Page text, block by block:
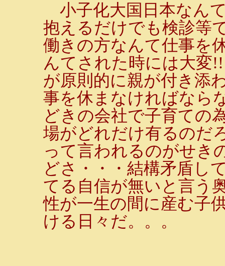
小子化大国日本なん
抱えるだけでも検診等
働きの方なんて仕事を
んてされた時には大変
が原則的に親が付き添
事を休まなければなら
どきの会社で子育ての
場がどれだけ有るのだ
って言われるのがせき
どさ・・・結構矛盾し
てる自信が無いと言う
性が一生の間に産む子
ける日々だ。。。